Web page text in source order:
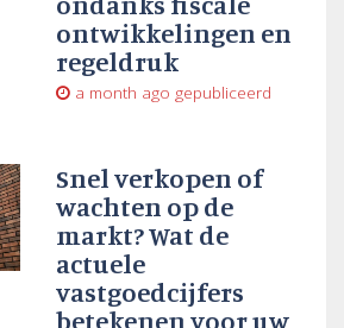
ontwikkelingen en
regeldruk
a month ago gepubliceerd
Snel verkopen of
wachten op de
markt? Wat de
actuele
vastgoedcijfers
betekenen voor uw